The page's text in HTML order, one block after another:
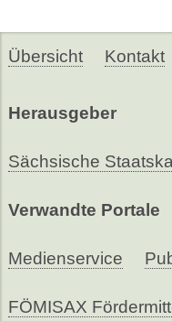
Übersicht Kontakt
Herausgeber
Sächsische
Verwandte Portale
Medienservice
FÖMISAX